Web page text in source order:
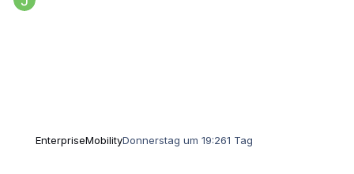
EnterpriseMobilityDonnerstag um 19:261 Tag